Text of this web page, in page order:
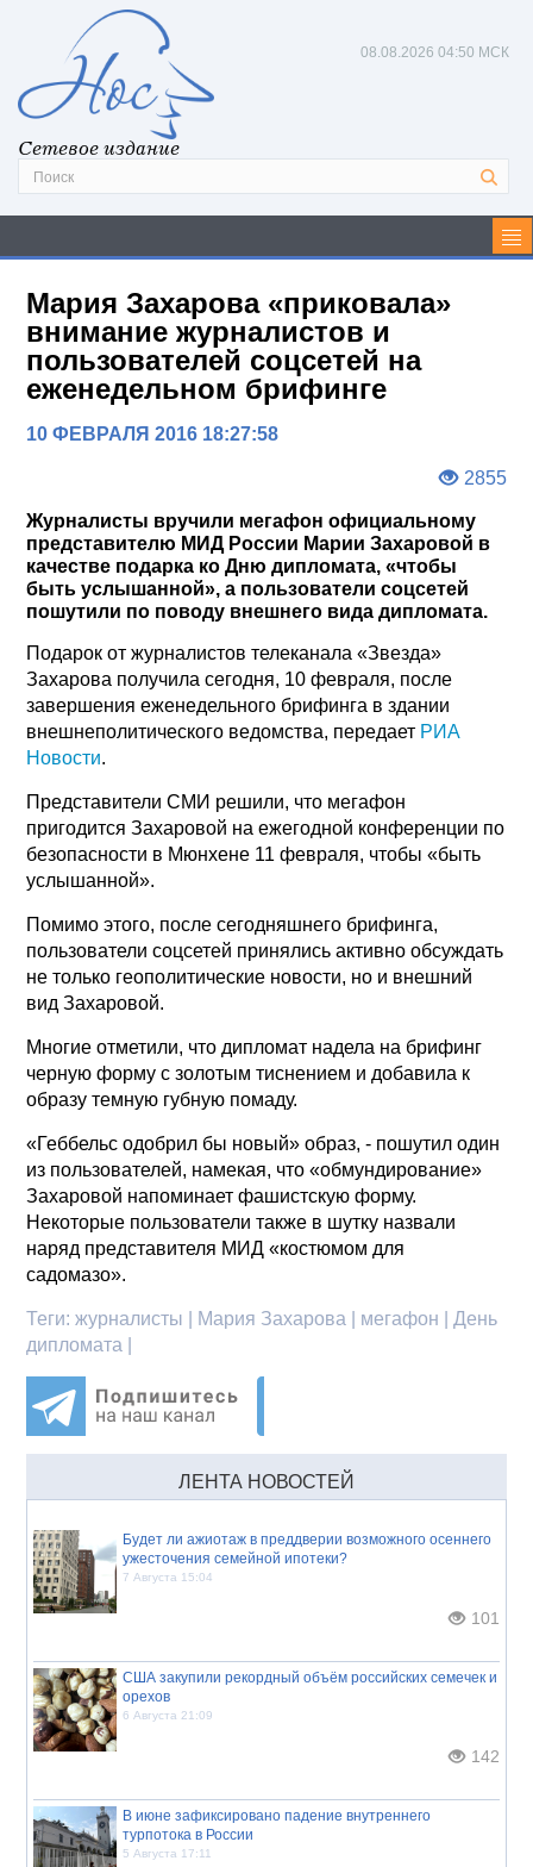
Сетевое издание
08.08.2026 04:50 МСК
Мария Захарова «приковала»
внимание журналистов и
пользователей соцсетей на
еженедельном брифинге
10 ФЕВРАЛЯ 2016 18:27:58
2855
Журналисты вручили мегафон официальному
представителю МИД России Марии Захаровой в
качестве подарка ко Дню дипломата, «чтобы
быть услышанной», а пользователи соцсетей
пошутили по поводу внешнего вида дипломата.
Подарок от журналистов телеканала «Звезда»
Захарова получила сегодня, 10 февраля, после
завершения еженедельного брифинга в здании
внешнеполитического ведомства, передает РИА
Новости.
Представители СМИ решили, что мегафон
пригодится Захаровой на ежегодной конференции по
безопасности в Мюнхене 11 февраля, чтобы «быть
услышанной».
Помимо этого, после сегодняшнего брифинга,
пользователи соцсетей принялись активно обсуждать
не только геополитические новости, но и внешний
вид Захаровой.
Многие отметили, что дипломат надела на брифинг
черную форму с золотым тиснением и добавила к
образу темную губную помаду.
«Геббельс одобрил бы новый» образ, - пошутил один
из пользователей, намекая, что «обмундирование»
Захаровой напоминает фашистскую форму.
Некоторые пользователи также в шутку назвали
наряд представителя МИД «костюмом для
садомазо».
Теги:журналисты | Мария Захарова | мегафон | День
дипломата |
ЛЕНТА НОВОСТЕЙ
Будет ли ажиотаж в преддверии возможного осеннего
ужесточения семейной ипотеки?
7 Августа 15:04
101
США закупили рекордный объём российских семечек и
орехов
6 Августа 21:09
142
В июне зафиксировано падение внутреннего
турпотока в России
5 Августа 17:11